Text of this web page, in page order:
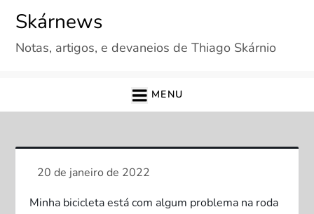
content
Skárnews
Notas, artigos, e devaneios de Thiago Skárnio
MENU
Minha bicicleta está com algum problema na roda